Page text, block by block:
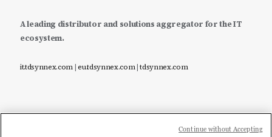
A leading distributor and solutions aggregator for the IT
ecosystem.
it.tdsynnex.com|eu.tdsynnex.com|tdsynnex.com
Continue without Accepting